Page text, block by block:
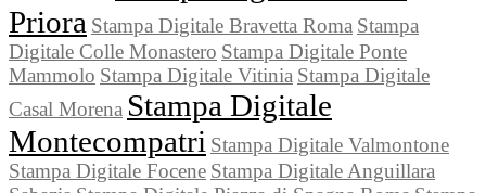
Priora Stampa Digitale Bravetta Roma Stampa
Digitale Colle Monastero Stampa Digitale Ponte
Mammolo Stampa Digitale Vitinia Stampa Digitale
Casal Morena Stampa Digitale
Montecompatri Stampa Digitale Valmontone
Stampa Digitale Focene Stampa Digitale Anguillara